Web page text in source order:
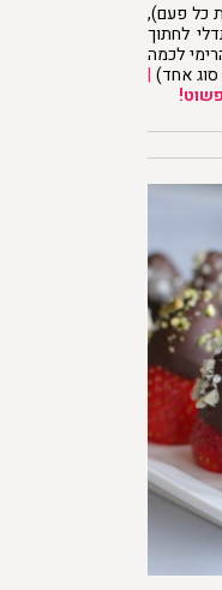
במיקרו (בפולסים של 40 שניות כל פעם),
לחתוך
לכמה
אחד) |